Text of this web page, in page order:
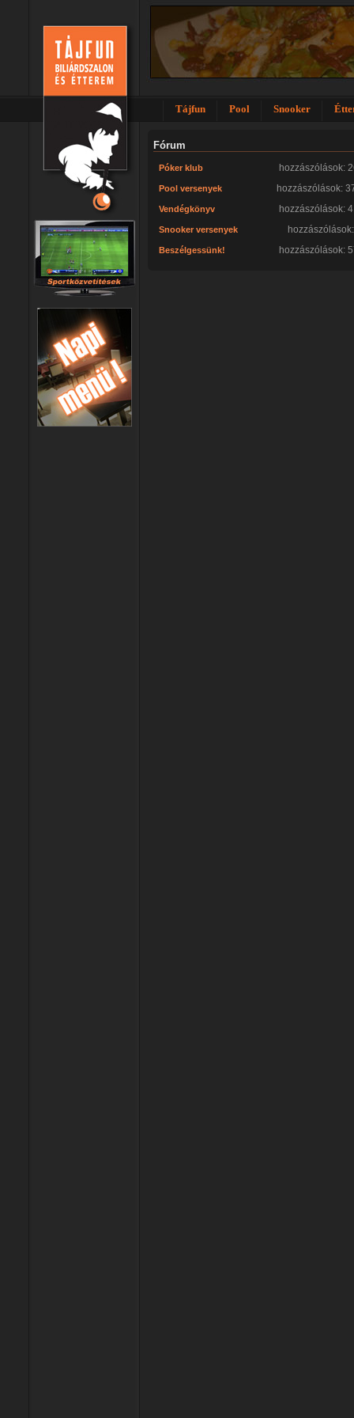
Tájfun Pool Snooker
Fórum
Póker klub hozzászólások:
Pool versenyek hozzászólások:
Vendégkönyv hozzászólások:
Snooker versenyek
Beszélgessünk! hozzászólások: